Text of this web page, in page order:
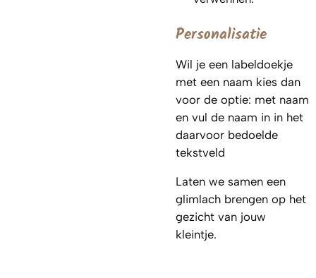
Personalisatie
Wil je een labeldoekje
met een naam kies dan
voor de optie: met naam
en vul de naam in in het
daarvoor bedoelde
tekstveld
Laten we samen een
glimlach brengen op het
gezicht van jouw
kleintje.